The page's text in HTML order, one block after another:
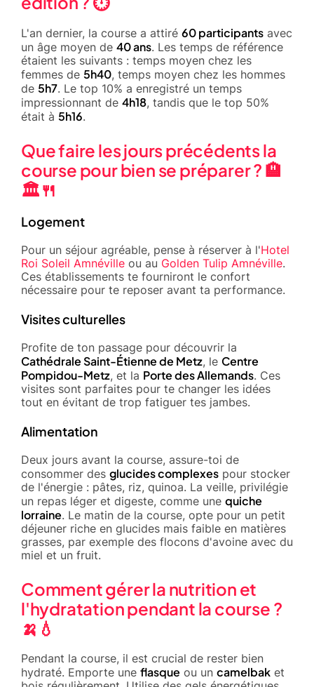
L'an dernier, la course a attiré 60 participants avec
un âge moyen de 40 ans. Les temps de référence
étaient les suivants : temps moyen chez les
femmes de 5h40, temps moyen chez les hommes
de 5h7. Le top 10% a enregistré un temps
impressionnant de 4h18, tandis que le top 50%
était à 5h16.
Que faire les jours précédents la
course pour bien se préparer ? 🏨
🏛️🍴
Logement
Pour un séjour agréable, pense à réserver à l'Hotel
Roi Soleil Amnéville ou au Golden Tulip Amnéville.
Ces établissements te fourniront le confort
nécessaire pour te reposer avant ta performance.
Visites culturelles
Profite de ton passage pour découvrir la
Cathédrale Saint-Étienne de Metz, le Centre
Pompidou-Metz, et la Porte des Allemands. Ces
visites sont parfaites pour te changer les idées
tout en évitant de trop fatiguer tes jambes.
Alimentation
Deux jours avant la course, assure-toi de
consommer des glucides complexes pour stocker
de l'énergie : pâtes, riz, quinoa. La veille, privilégie
un repas léger et digeste, comme une quiche
lorraine. Le matin de la course, opte pour un petit
déjeuner riche en glucides mais faible en matières
grasses, par exemple des flocons d'avoine avec du
miel et un fruit.
Comment gérer la nutrition et
l'hydratation pendant la course ?
🍌💧
Pendant la course, il est crucial de rester bien
hydraté. Emporte une flasque ou un camelbak et